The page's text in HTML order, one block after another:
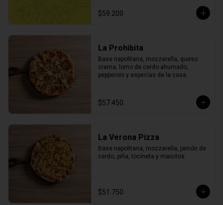
$59.200
La Prohibita
Base napolitana, mozzarella, queso
crema, lomo de cerdo ahumado,
pepperoni y especias de la casa.
$57.450
La Verona Pizza
Base napolitana, mozzarella, jamón de
cerdo, piña, tocineta y maicitos.
$51.750